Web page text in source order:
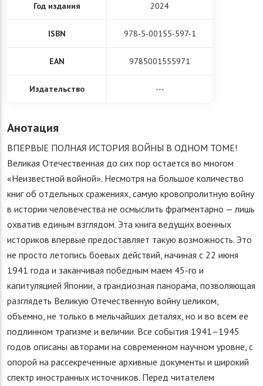
Год издания 2024
ISBN 978-5-00155-597-1
EAN 9785001555971
Издательство ---
Анотация
ВПЕРВЫЕ ПОЛНАЯ ИСТОРИЯ ВОЙНЫ В ОДНОМ ТОМЕ!
Великая Отечественная до сих пор остается во многом
«Неизвестной войной». Несмотря на большое количество
книг об отдельных сражениях, самую кровопролитную войну
в истории человечества не осмыслить фрагментарно — лишь
охватив единым взглядом. Эта книга ведущих военных
историков впервые предоставляет такую возможность. Это
не просто летопись боевых действий, начиная с 22 июня
1941 года и заканчивая победным маем 45-го и
капитуляцией Японии, а грандиозная панорама, позволяющая
разглядеть Великую Отечественную войну целиком,
объемно, не только в мельчайших деталях, но и во всем ее
подлинном трагизме и величии. Все события 1941–1945
годов описаны авторами на современном научном уровне, с
опорой на рассекреченные архивные документы и широкий
спектр иностранных источников. Перед читателем